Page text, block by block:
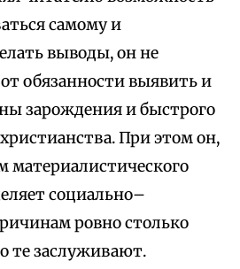
самому и
выводы, он не
обязанности выявить и
зарождения и быстрого
При этом он,
материалистического
социально–
ровно столько
те заслуживают.